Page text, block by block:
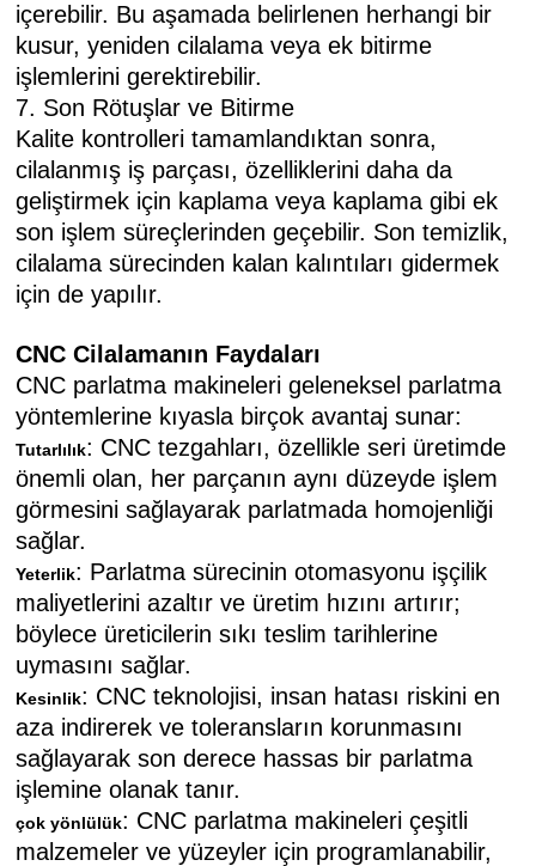
içerebilir. Bu aşamada belirlenen herhangi bir
kusur, yeniden cilalama veya ek bitirme
işlemlerini gerektirebilir.
7. Son Rötuşlar ve Bitirme
Kalite kontrolleri tamamlandıktan sonra,
cilalanmış iş parçası, özelliklerini daha da
geliştirmek için kaplama veya kaplama gibi ek
son işlem süreçlerinden geçebilir. Son temizlik,
cilalama sürecinden kalan kalıntıları gidermek
için de yapılır.
CNC Cilalamanın Faydaları
CNC parlatma makineleri geleneksel parlatma
yöntemlerine kıyasla birçok avantaj sunar:
Tutarlılık: CNC tezgahları, özellikle seri üretimde
önemli olan, her parçanın aynı düzeyde işlem
görmesini sağlayarak parlatmada homojenliği
sağlar.
Yeterlik: Parlatma sürecinin otomasyonu işçilik
maliyetlerini azaltır ve üretim hızını artırır;
böylece üreticilerin sıkı teslim tarihlerine
uymasını sağlar.
Kesinlik: CNC teknolojisi, insan hatası riskini en
aza indirerek ve toleransların korunmasını
sağlayarak son derece hassas bir parlatma
işlemine olanak tanır.
çok yönlülük: CNC parlatma makineleri çeşitli
malzemeler ve yüzeyler için programlanabilir,